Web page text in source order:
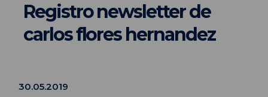
Registro newsletter de
carlos flores hernandez
30.05.2019